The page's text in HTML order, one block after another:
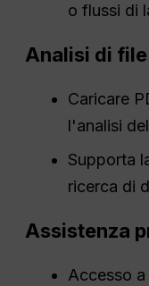
o flussi di
Analisi di
Caricare
l'analisi
Supporta
ricerca di
Assistenza
Accesso